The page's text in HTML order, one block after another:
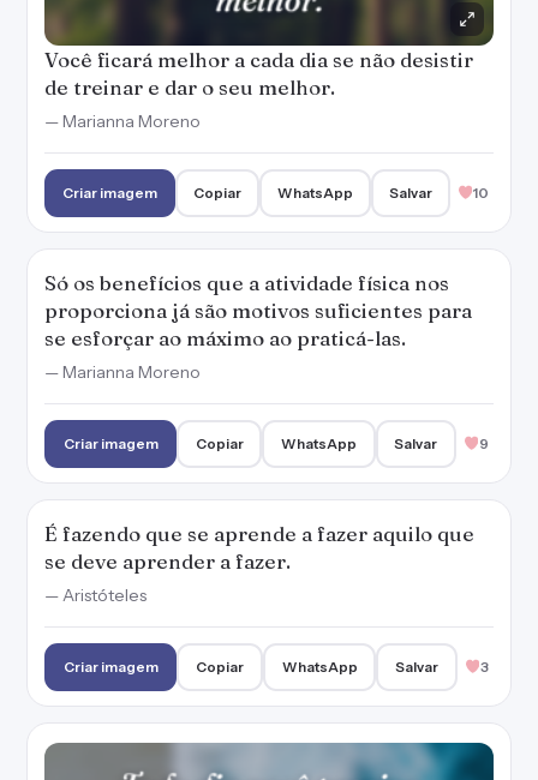
Você ficará melhor a cada dia se não desistir
de treinar e dar o seu melhor.
— Marianna Moreno
Criar imagem Copiar WhatsApp Salvar 10
Só os benefícios que a atividade física nos
proporciona já são motivos suficientes para
se esforçar ao máximo ao praticá-las.
— Marianna Moreno
Criar imagem Copiar WhatsApp Salvar 9
É fazendo que se aprende a fazer aquilo que
se deve aprender a fazer.
— Aristóteles
Criar imagem Copiar WhatsApp Salvar 3